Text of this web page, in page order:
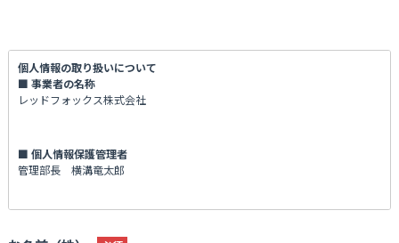
個人情報の取り扱いについて
■ 事業者の名称
レッドフォックス株式会社
■ 個人情報保護管理者
管理部長 横溝竜太郎